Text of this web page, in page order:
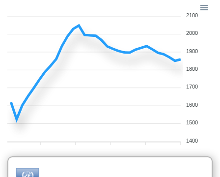
2100
2000
1900
1800
1700
1600
1500
1400